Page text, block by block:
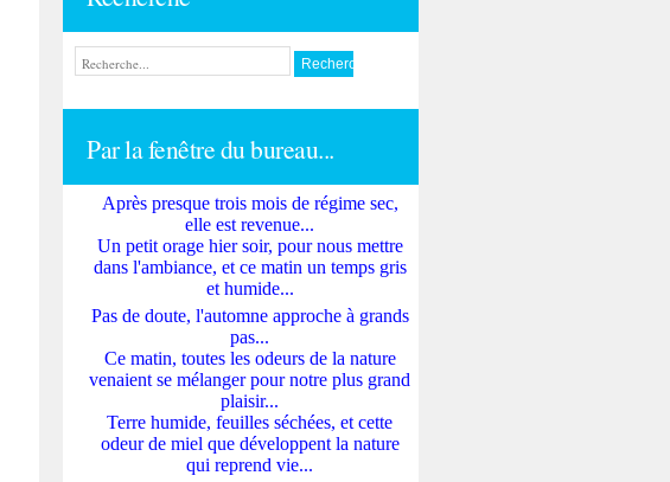
Par la fenêtre du bureau...
Après presque trois mois de régime sec,
elle est revenue...
Un petit orage hier soir, pour nous mettre
dans l'ambiance, et ce matin un temps gris
et humide...
Pas de doute, l'automne approche à grands
pas...
Ce matin, toutes les odeurs de la nature
venaient se mélanger pour notre plus grand
plaisir...
Terre humide, feuilles séchées, et cette
odeur de miel que développent la nature
qui reprend vie...